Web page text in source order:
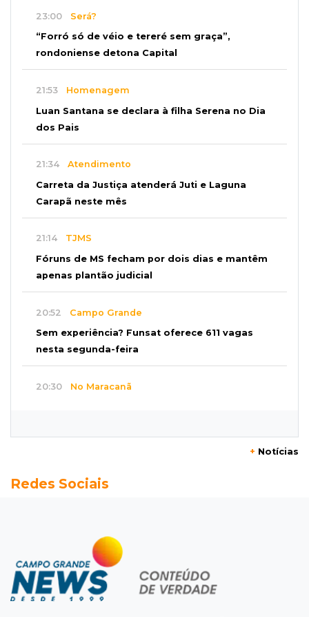
23:00 Será?
“Forró só de véio e tereré sem graça”,
rondoniense detona Capital
21:53 Homenagem
Luan Santana se declara à filha Serena no Dia
dos Pais
21:34 Atendimento
Carreta da Justiça atenderá Juti e Laguna
Carapã neste mês
21:14 TJMS
Fóruns de MS fecham por dois dias e mantêm
apenas plantão judicial
20:52 Campo Grande
Sem experiência? Funsat oferece 611 vagas
nesta segunda-feira
20:30 No Maracanã
Seleções em MS têm salários de até R$ 8,2 mil;
Jardim Itatiaia
Vigia é amarrado durante roubo de carro e
dois caminhões em pátio
+ Notícias
Redes Sociais